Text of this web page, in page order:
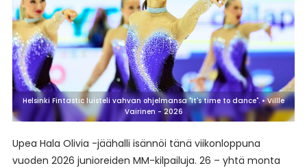
Helsinki Fintastic luisteli vahvan ohjelmansa "It's time to dance". • Villle
Vairinen - 2026
Upea Hala Olivia -jäähalli isännöi tänä viikonloppuna
vuoden 2026 junioreiden MM-kilpailuja. 26 – yhtä monta